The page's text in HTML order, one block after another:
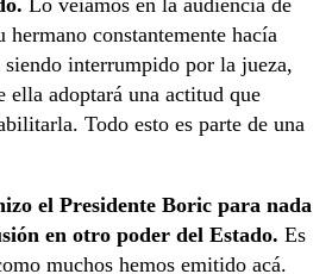
Lo veíamos en la audiencia de
constantemente hacía
siendo interrumpido por la jueza,
ella adoptará una actitud que
Todo esto es parte de una
el Presidente Boric para nada
en otro poder del Estado. Es
muchos hemos emitido acá.